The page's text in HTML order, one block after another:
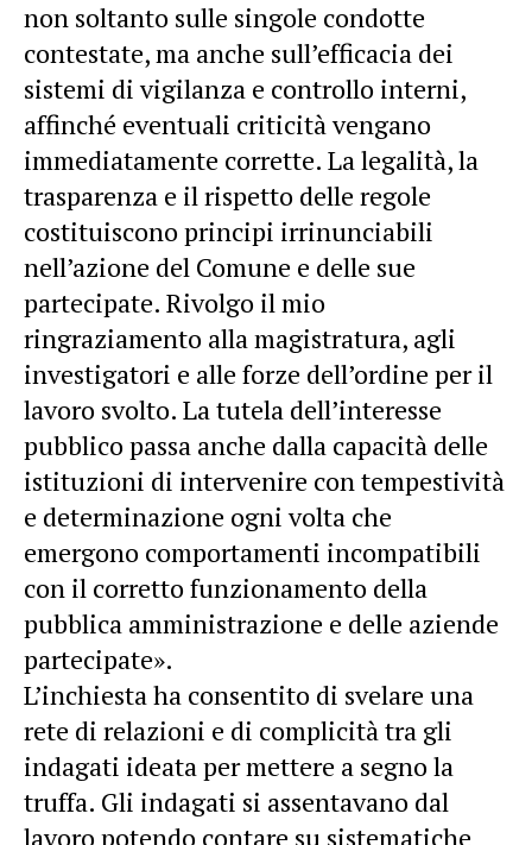
non soltanto sulle singole condotte
contestate, ma anche sull’efficacia dei
sistemi di vigilanza e controllo interni,
affinché eventuali criticità vengano
immediatamente corrette. La legalità, la
trasparenza e il rispetto delle regole
costituiscono principi irrinunciabili
nell’azione del Comune e delle sue
partecipate. Rivolgo il mio
ringraziamento alla magistratura, agli
investigatori e alle forze dell’ordine per il
lavoro svolto. La tutela dell’interesse
pubblico passa anche dalla capacità delle
istituzioni di intervenire con tempestività
e determinazione ogni volta che
emergono comportamenti incompatibili
con il corretto funzionamento della
pubblica amministrazione e delle aziende
partecipate».
L’inchiesta ha consentito di svelare una
rete di relazioni e di complicità tra gli
indagati ideata per mettere a segno la
truffa. Gli indagati si assentavano dal
lavoro potendo contare su sistematiche